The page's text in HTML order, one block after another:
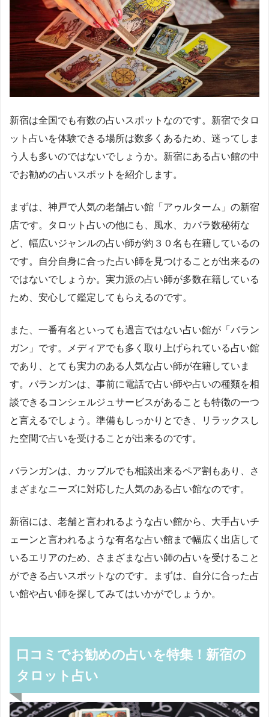
新宿は全国でも有数の占いスポットなのです。新宿でタロ
ット占いを体験できる場所は数多くあるため、迷ってしま
う人も多いのではないでしょうか。新宿にある占い館の中
でお勧めの占いスポットを紹介します。
まずは、神戸で人気の老舗占い館「アゥルターム」の新宿
店です。タロット占いの他にも、風水、カバラ数秘術な
ど、幅広いジャンルの占い師が約３０名も在籍しているの
です。自分自身に合った占い師を見つけることが出来るの
ではないでしょうか。実力派の占い師が多数在籍している
ため、安心して鑑定してもらえるのです。
また、一番有名といっても過言ではない占い館が「バラン
ガン」です。メディアでも多く取り上げられている占い館
であり、とても実力のある人気な占い師が在籍していま
す。バランガンは、事前に電話で占い師や占いの種類を相
談できるコンシェルジュサービスがあることも特徴の一つ
と言えるでしょう。準備もしっかりとでき、リラックスし
た空間で占いを受けることが出来るのです。
バランガンは、カップルでも相談出来るペア割もあり、さ
まざまなニーズに対応した人気のある占い館なのです。
新宿には、老舗と言われるような占い館から、大手占いチ
ェーンと言われるような有名な占い館まで幅広く出店して
いるエリアのため、さまざまな占い師の占いを受けること
ができる占いスポットなのです。まずは、自分に合った占
い館や占い師を探してみてはいかがでしょうか。
口コミでお勧めの占いを特集！新宿の
タロット占い